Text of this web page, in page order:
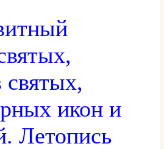
святых,
икон и
Летопись